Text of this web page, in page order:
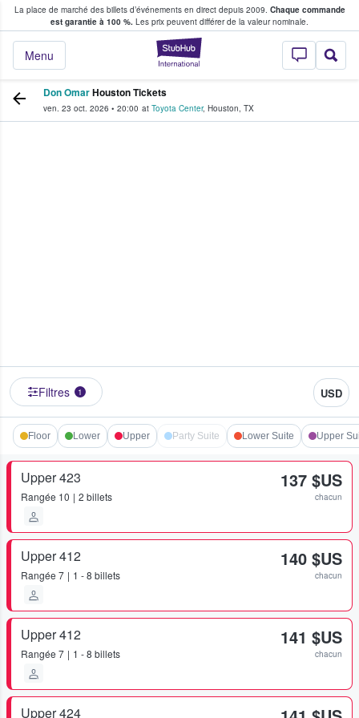
La place de marché des billets d’événements en direct depuis 2009. Chaque commande
est garantie à 100 %. Les prix peuvent différer de la valeur nominale.
StubHub - Où
Menu
fans achètent et vendent des billets
Don OmarHouston Tickets
ven. 23 oct. 2026 • 20:00 at Toyota Center, Houston, TX
Filtres 1 USD
Floor Lower Upper Party Suite Lower Suite Upper
Upper 423
Rangée 10 2 billets
137 $US
chacun
Upper 412
Rangée 7 1 - 8 billets
140 $US
chacun
Upper 412
Rangée 7 1 - 8 billets
141 $US
chacun
Upper 424